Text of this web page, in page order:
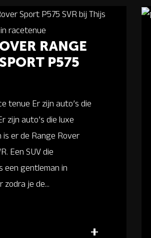
RANGE
P575
tenue Er zijn auto’s die
zijn auto’s die luxe
is er de Range Rover
Een SUV die
een gentleman in
zodra je de...